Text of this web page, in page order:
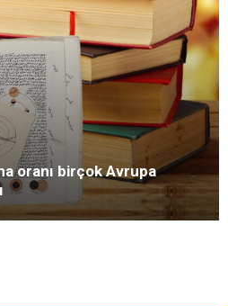
oranı birçok Avrupa